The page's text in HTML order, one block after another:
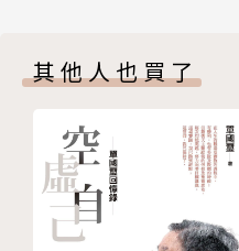
06 醒了
【第二章】復健
01 溺水
02 中風
03 假性中風
其他人也買了